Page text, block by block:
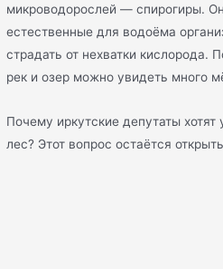
микроводорослей ― спирогиры.
естественные для водоёма
страдать от нехватки кислорода.
рек и озер можно увидеть много
Почему иркутские депутаты хотят
лес? Этот вопрос остаётся